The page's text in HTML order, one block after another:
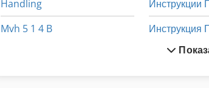
Handling
Mvh 5 1 4 B